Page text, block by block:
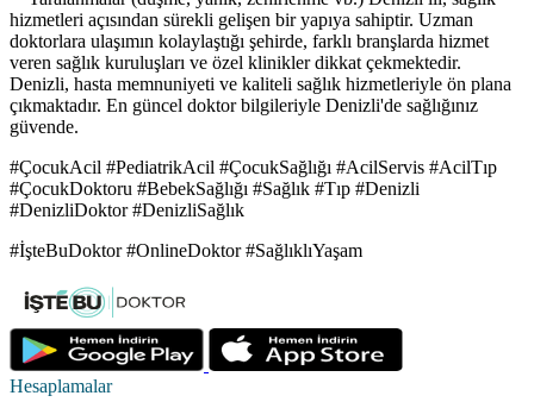
hizmetleri açısından sürekli gelişen bir yapıya sahiptir. Uzman
doktorlara ulaşımın kolaylaştığı şehirde, farklı branşlarda hizmet
veren sağlık kuruluşları ve özel klinikler dikkat çekmektedir.
Denizli, hasta memnuniyeti ve kaliteli sağlık hizmetleriyle ön plana
çıkmaktadır. En güncel doktor bilgileriyle Denizli'de sağlığınız
güvende.
#ÇocukAcil #PediatrikAcil #ÇocukSağlığı #AcilServis #AcilTıp
#ÇocukDoktoru #BebekSağlığı #Sağlık #Tıp #Denizli
#DenizliDoktor #DenizliSağlık
#İşteBuDoktor #OnlineDoktor #SağlıklıYaşam
Hesaplamalar